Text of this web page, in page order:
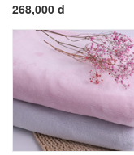
268,000 đ